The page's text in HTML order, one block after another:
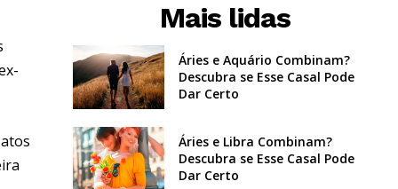
Mais lidas
Áries e Aquário Combinam?
Descubra se Esse Casal Pode
Dar Certo
Áries e Libra Combinam?
Descubra se Esse Casal Pode
Dar Certo